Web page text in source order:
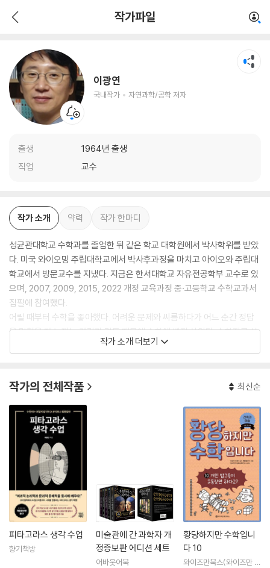
작가파일
이광연
국내작가 자연과학/공학 저자
출생
1964년 출생
직업
교수
자연과학/공학 저자
작가 소개 약력 작가 한마디
성균관대학교 수학과를 졸업한 뒤 같은 학교 대학원에서 박사학위를 받았
다. 미국 와이오밍 주립대학교에서 박사후과정을 마치고 아이오와 주립대
학교에서 방문교수를 지냈다. 지금은 한서대학교 자유전공학부 교수로 있
으며, 2007, 2009, 2015, 2022 개정 교육과정 중·고등학교 수학교과서
집필에 참여했다.
어릴 때부터 수학을 좋아했다. 어려운 문제와 씨름하다가 어느 순간 정답
을 맞혔을 때 느끼는 쾌감과 감동 때문에 수학에 빠져 살았다. 수학자로 살
면서 세상을 더 재미있게 볼 수 있는 눈이 생겼다. 수학을 가르치는 사람으
출해 내는 글과 강연을 통해 수학이 우리 삶과 밀접하게 맞닿아 있음을 설
파하고 있다.
지은 책으로 《개념 있는 수학자 : 공통수학 편》, 《개념 있는 수학자 : 대수 ·
미적분 · 확률과 통계 편》, 《웃기는 수학이지 뭐야》, 《밥상에 오른 수학》,
《신화 속 수학 이야기》, 《수학자들의 전쟁》, 《멋진 세상을 만든 수학》, 《이
광연의 수학 블로그》, 《이광연의 오늘의 수학》, 《시네마 수학》, 《수학, 인
문으로 수를 읽다》, 《수학, 세계사를 만나다》 등이 있다.
작가 소개 더보기
작가의 전체작품 최신순
피타고라스 생각 수업
향기책방
미술관에 간 과학자 개
정증보판 에디션 세트
어바웃어북
황당하지만 수학입니
다 10
와이즈만북스(와이즈만 B